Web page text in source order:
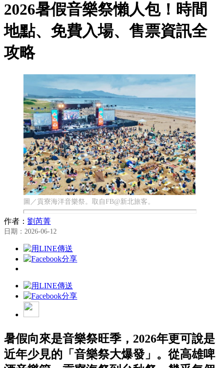
2026暑假音樂祭懶人包！時間
地點、免費入場、售票資訊全
攻略
圖／貢寮海洋音樂祭。取自FB@新北旅客。
作者： 劉芮菁
日期：2026-06-12
暑假向來是音樂祭旺季，2026年更可說是
近年少見的「音樂祭大爆發」。從高雄啤